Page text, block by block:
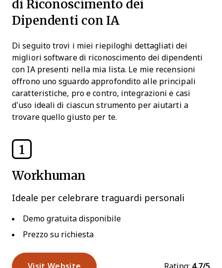
di Riconoscimento dei
Dipendenti con IA
Di seguito trovi i miei riepiloghi dettagliati dei
migliori software di riconoscimento dei dipendenti
con IA presenti nella mia lista. Le mie recensioni
offrono uno sguardo approfondito alle principali
caratteristiche, pro e contro, integrazioni e casi
d’uso ideali di ciascun strumento per aiutarti a
trovare quello giusto per te.
1
Workhuman
Ideale per celebrare traguardi personali
Demo gratuita disponibile
Prezzo su richiesta
Visit Website Rating: 4.7/5